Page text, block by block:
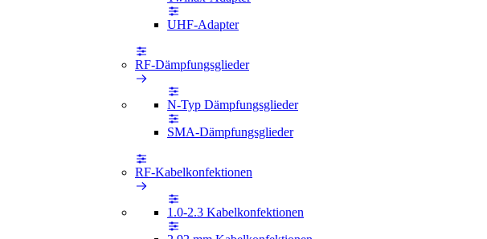
UHF-Adapter
RF-Dämpfungsglieder
N-Typ Dämpfungsglieder
SMA-Dämpfungsglieder
RF-Kabelkonfektionen
1.0-2.3 Kabelkonfektionen